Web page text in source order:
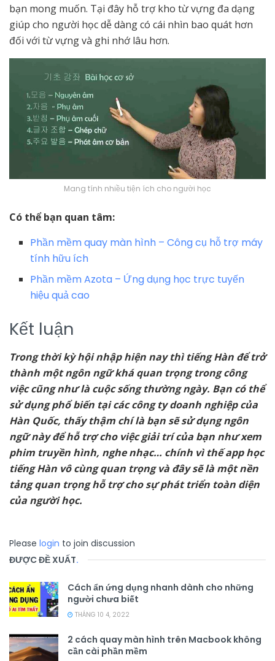
bạn mong muốn. Tại đây hỗ trợ kho từ vựng đa dạng
giúp cho người học dễ dàng có cái nhìn bao quát hơn
đối với từ vựng và ghi nhớ lâu hơn.
Mang tính nhiều tiện ích cho người học
Có thể bạn quan tâm:
Phần mềm quay màn hình – Công cụ hỗ trợ máy
tính hữu ích
Phần mềm Azota – Ứng dụng học trực tuyến
hiệu quả cao
Kết luận
Trong thời kỳ hội nhập hiện nay thì tiếng Hàn để trở
thành một ngôn ngữ khá quan trọng trong công
việc cũng như là cuộc sống thường ngày. Bạn có thể
sử dụng phổ biến tại các công ty doanh nghiệp của
Hàn Quốc, thấy thậm chí là bạn sẽ sử dụng ngôn
ngữ này để hỗ trợ cho việc giải trí của bạn như xem
phim truyền hình, nghe nhạc… chính vì thế app học
tiếng Hàn vô cùng quan trọng và đây sẽ là một nền
tảng quan trọng hỗ trợ cho sự phát triển toàn diện
của người học.
Please login to join discussion
ĐƯỢC ĐỀ XUẤT.
Cách ẩn ứng dụng nhanh dành cho những
người chưa biết
THÁNG 10 4, 2022
2 cách quay màn hình trên Macbook không
cần cài phần mềm